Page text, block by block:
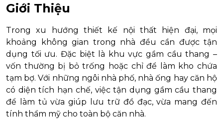
Giới Thiệu
Trong xu hướng thiết kế nội thất hiện đại, mọi
khoảng không gian trong nhà đều cần được tận
dụng tối ưu. Đặc biệt là khu vực gầm cầu thang –
vốn thường bị bỏ trống hoặc chỉ để làm kho chứa
tạm bợ. Với những ngôi nhà phố, nhà ống hay căn hộ
có diện tích hạn chế, việc tận dụng gầm cầu thang
để làm tủ vừa giúp lưu trữ đồ đạc, vừa mang đến
tính thẩm mỹ cho toàn bộ căn nhà.